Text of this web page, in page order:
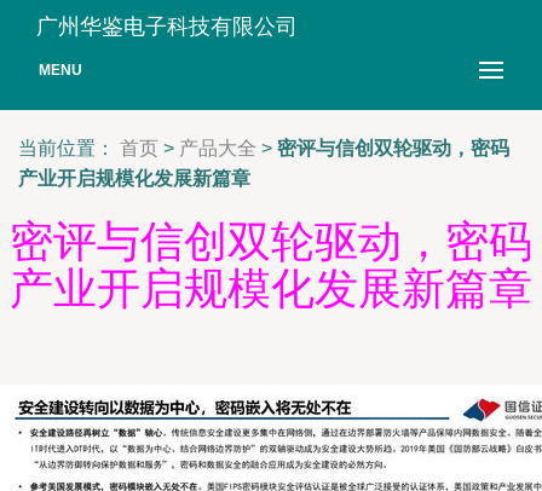
广州华鉴电子科技有限公司
MENU
当前位置： 首页 > 产品大全 > 密评与信创双轮驱动，密码
产业开启规模化发展新篇章
密评与信创双轮驱动，密码
产业开启规模化发展新篇章